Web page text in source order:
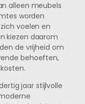
alleen meubels
worden
voelen en
kiezen daarom
de vrijheid om
behoeften,
jaar stijlvolle